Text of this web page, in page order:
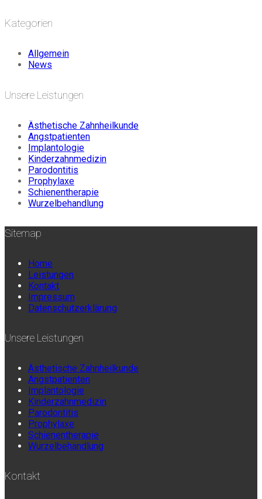
Kategorien
Allgemein
News
Unsere Leistungen
Ästhetische Zahnheilkunde
Angstpatienten
Implantologie
Kinderzahnmedizin
Parodontitis
Prophylaxe
Schienentherapie
Wurzelbehandlung
Sitemap
Home
Leistungen
Kontakt
Impressum
Datenschutzerklärung
Unsere Leistungen
Ästhetische Zahnheilkunde
Angstpatienten
Implantologie
Kinderzahnmedizin
Parodontitis
Prophylaxe
Schienentherapie
Wurzelbehandlung
Kontakt